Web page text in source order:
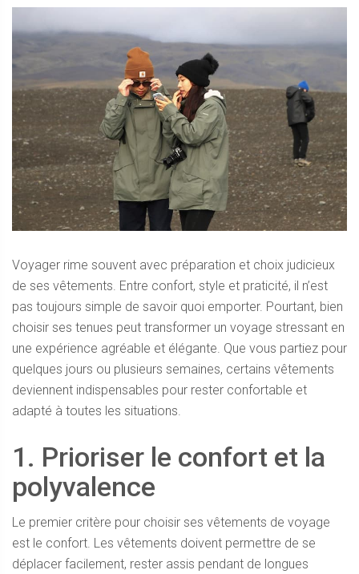
Voyager rime souvent avec préparation et choix judicieux
de ses vêtements. Entre confort, style et praticité, il n’est
pas toujours simple de savoir quoi emporter. Pourtant, bien
choisir ses tenues peut transformer un voyage stressant en
une expérience agréable et élégante. Que vous partiez pour
quelques jours ou plusieurs semaines, certains vêtements
deviennent indispensables pour rester confortable et
adapté à toutes les situations.
1. Prioriser le confort et la
polyvalence
Le premier critère pour choisir ses vêtements de voyage
est le confort. Les vêtements doivent permettre de se
déplacer facilement, rester assis pendant de longues